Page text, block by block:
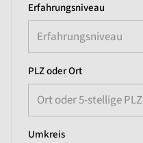
Erfahrungsniveau
Erfahrungsniveau
PLZ oder Ort
Ort oder 5-stellige PLZ
Umkreis